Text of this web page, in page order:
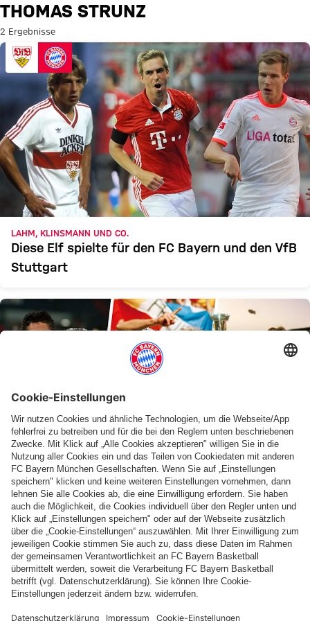
Suche: Thomas Strunz
THOMAS STRUNZ
2 Ergebnisse
LAHM, KLINSMANN UND CO.
Diese Elf spielte für den FC Bayern und den VfB
Stuttgart
DIE EM-SIEGER DES FC BAYERN
Von Laudrup bis Lizarazu: Mia san
Europameister - Teil 2
PARTNER